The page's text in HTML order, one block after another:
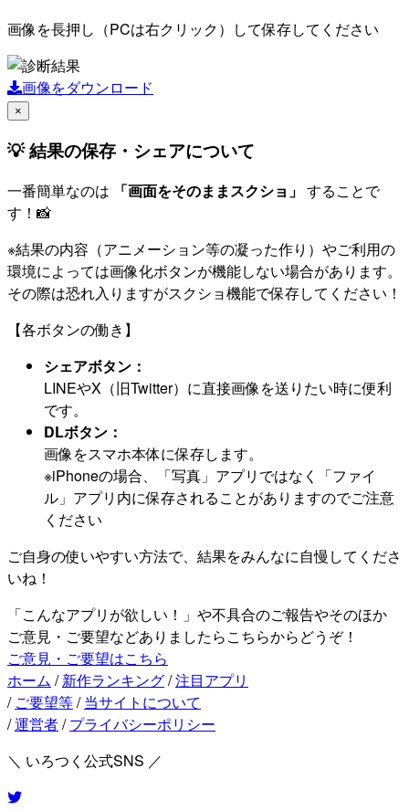
画像を長押し（PCは右クリック）して保存してください
画像をダウンロード
×
💡 結果の保存・シェアについて
一番簡単なのは 「画面をそのままスクショ」 することで
す！📸
※結果の内容（アニメーション等の凝った作り）やご利用の
環境によっては画像化ボタンが機能しない場合があります。
その際は恐れ入りますがスクショ機能で保存してください！
【各ボタンの働き】
シェアボタン：
LINEやX（旧Twitter）に直接画像を送りたい時に便利
です。
DLボタン：
画像をスマホ本体に保存します。
※iPhoneの場合、「写真」アプリではなく「ファイ
ル」アプリ内に保存されることがありますのでご注意
ください
ご自身の使いやすい方法で、結果をみんなに自慢してくださ
いね！
「こんなアプリが欲しい！」や不具合のご報告やそのほか
ご意見・ご要望などありましたらこちらからどうぞ！
ご意見・ご要望はこちら
ホーム / 新作ランキング/注目アプリ
/ ご要望等/ 当サイトについて
/運営者/ プライバシーポリシー
＼ いろつく公式SNS ／